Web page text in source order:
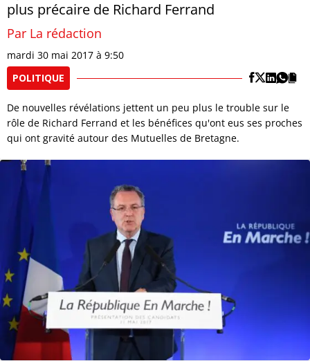
plus précaire de Richard Ferrand
Par La rédaction
mardi 30 mai 2017 à 9:50
POLITIQUE
De nouvelles révélations jettent un peu plus le trouble sur le
rôle de Richard Ferrand et les bénéfices qu'ont eus ses proches
qui ont gravité autour des Mutuelles de Bretagne.